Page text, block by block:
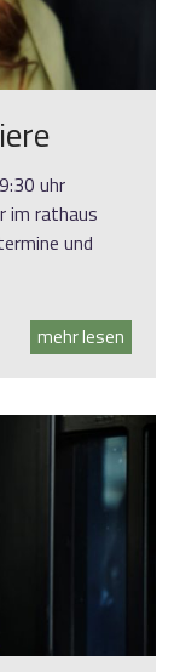
uhr
im rathaus
und
mehr lesen